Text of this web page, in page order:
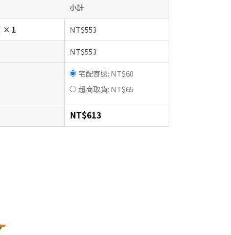
小計
× 1 NT$553
NT$553
宅配寄送: NT$60
超商取貨: NT$65
NT$613